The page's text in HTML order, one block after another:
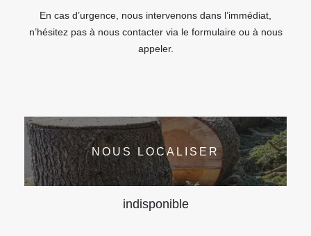
En cas d’urgence, nous intervenons dans l’immédiat,
n’hésitez pas à nous contacter via le formulaire ou à nous
appeler.
NOUS LOCALISER
indisponible